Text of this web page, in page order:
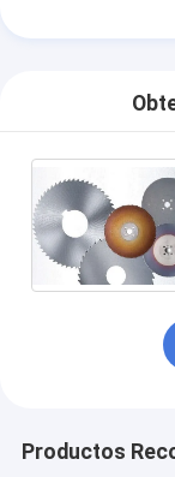
Productos